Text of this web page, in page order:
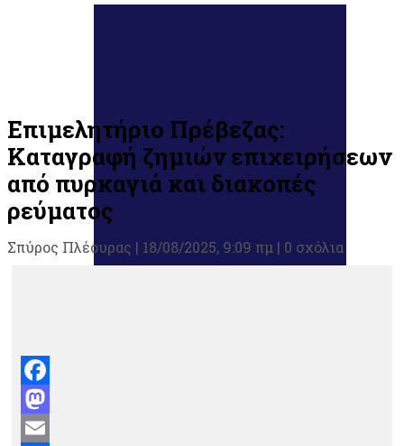
Επιμελητήριο Πρέβεζας:
Καταγραφή ζημιών επιχειρήσεων
από πυρκαγιά και διακοπές
ρεύματος
Σπύρος Πλέουρας | 18/08/2025, 9:09 πμ | 0 σχόλια
Facebook
Mastodon